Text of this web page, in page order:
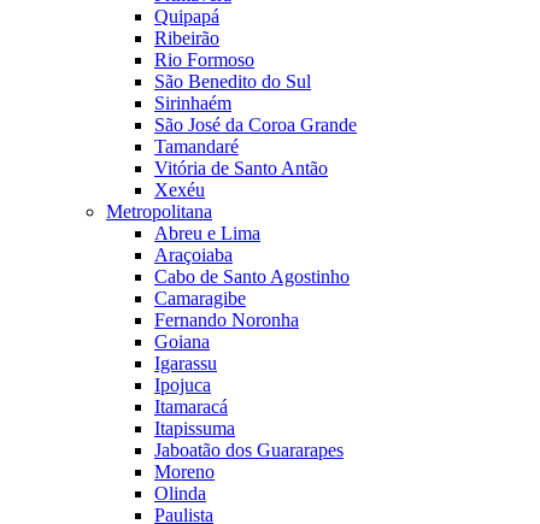
Quipapá
Ribeirão
Rio Formoso
São Benedito do Sul
Sirinhaém
São José da Coroa Grande
Tamandaré
Vitória de Santo Antão
Xexéu
Metropolitana
Abreu e Lima
Araçoiaba
Cabo de Santo Agostinho
Camaragibe
Fernando Noronha
Goiana
Igarassu
Ipojuca
Itamaracá
Itapissuma
Jaboatão dos Guararapes
Moreno
Olinda
Paulista